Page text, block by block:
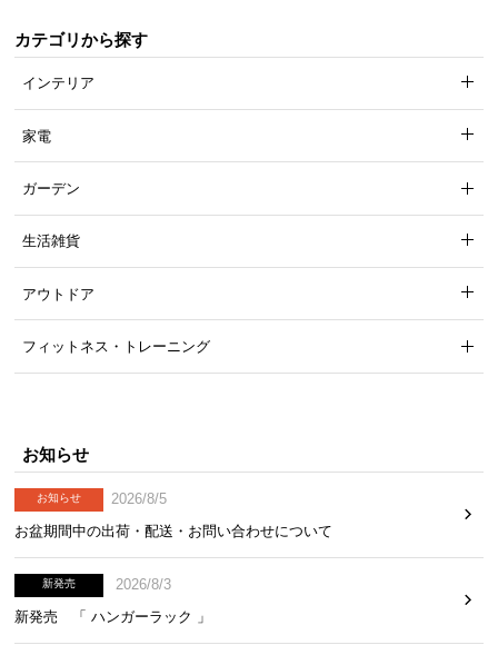
カテゴリから探す
インテリア
家電
ガーデン
生活雑貨
アウトドア
フィットネス・トレーニング
お知らせ
お知らせ
2026/8/5
お盆期間中の出荷・配送・お問い合わせについて
新発売
2026/8/3
新発売 「 ハンガーラック 」